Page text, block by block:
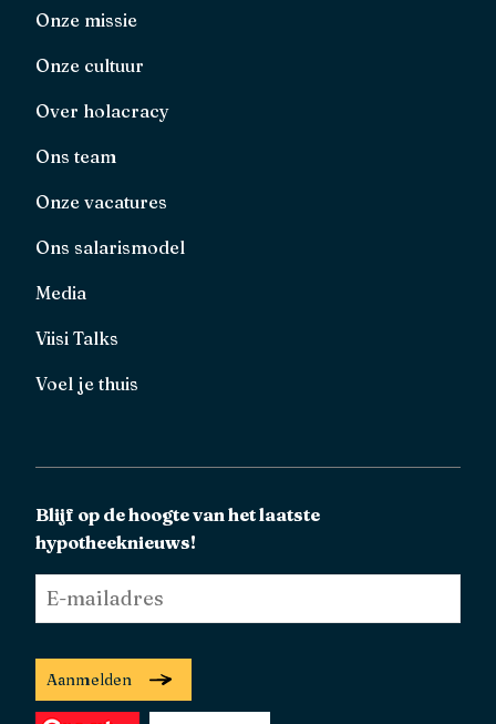
Onze missie
Onze cultuur
Over holacracy
Ons team
Onze vacatures
Ons salarismodel
Media
Viisi Talks
Voel je thuis
Blijf op de hoogte van het laatste
hypotheeknieuws!
E-
mailadres *
Aanmelden